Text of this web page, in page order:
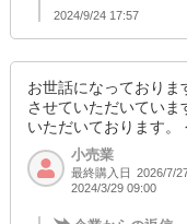
2024/9/24 17:57
お世話になっておりま
させていただいてい
いただいております。
小売業
最終購入日 2026/7/
2024/3/29 09:00